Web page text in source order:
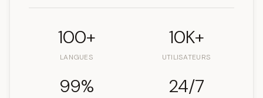
100+
LANGUES
10K+
UTILISATEURS
99% 24/7